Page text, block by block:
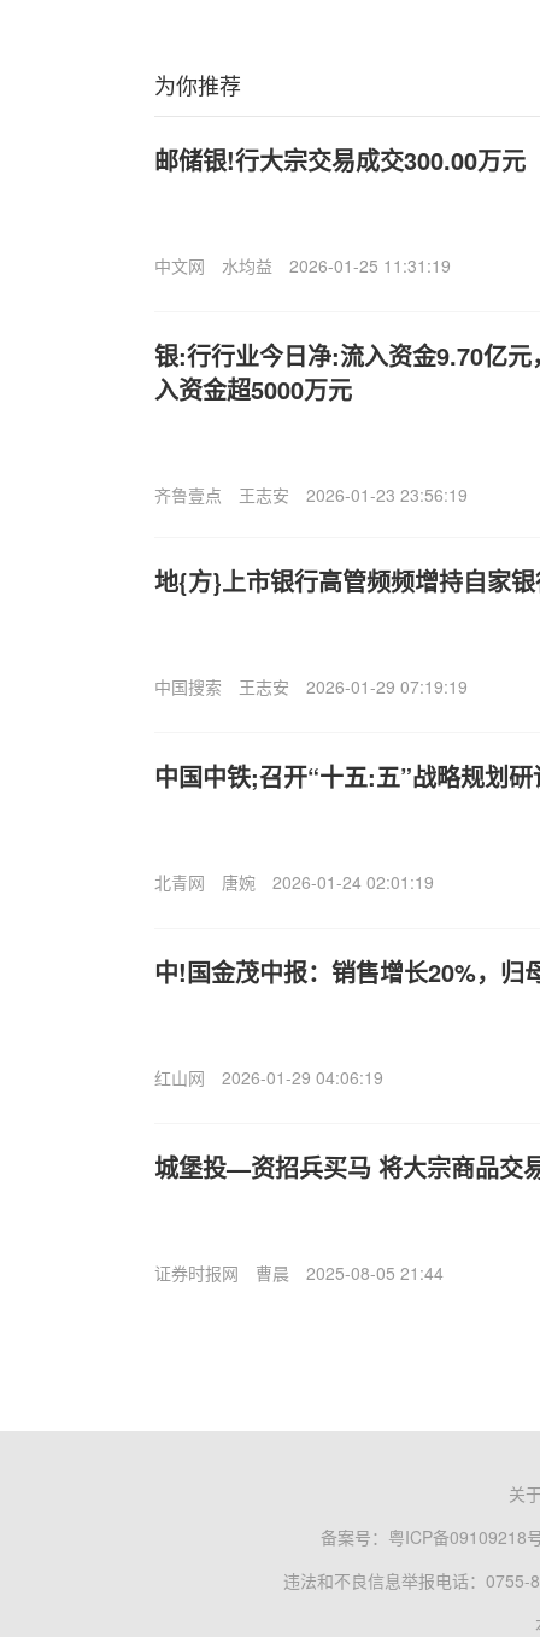
为你推荐
邮储银!行大宗交易成交300.00万元
中文网 水均益 2026-01-25 11:31:19
银:行行业今日净:流入资金9.70亿
入资金超5000万元
齐鲁壹点 王志安 2026-01-23 23:56:19
地{方}上市银行高管频频增持自家
中国搜索 王志安 2026-01-29 07:19:19
中国中铁;召开“十五:五”战略规划研
北青网 唐婉 2026-01-24 02:01:19
中!国金茂中报：销售增长20%，归
红山网 2026-01-29 04:06:19
城堡投—资招兵买马 将大宗商品交
证券时报网 曹晨 2025-08-05 21:44
关
备案号： 粤ICP备09109218
违法和不良信息举报电话：0755-